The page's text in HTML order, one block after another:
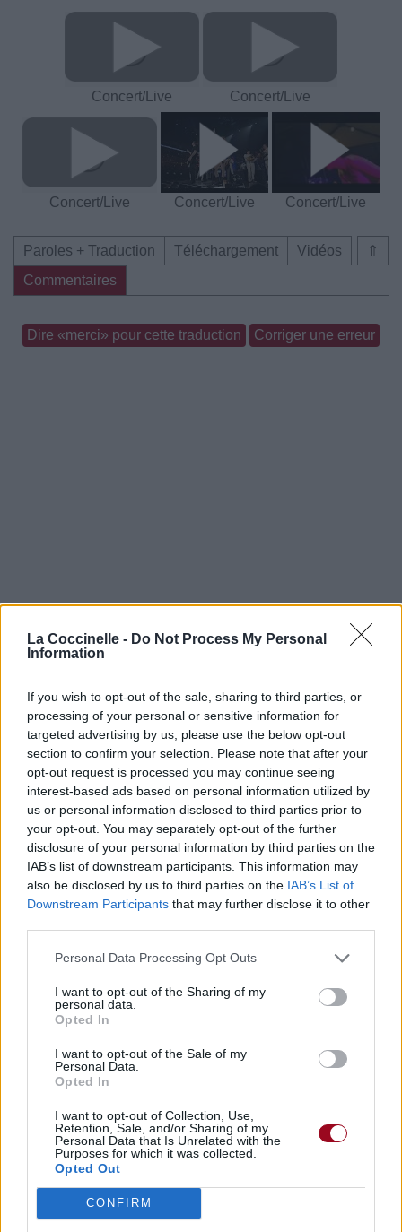
La Coccinelle - Do Not Process My Personal
Information
If you wish to opt-out of the sale, sharing to third parties, or
processing of your personal or sensitive information for
targeted advertising by us, please use the below opt-out
section to confirm your selection. Please note that after your
opt-out request is processed you may continue seeing
interest-based ads based on personal information utilized by
us or personal information disclosed to third parties prior to
your opt-out. You may separately opt-out of the further
disclosure of your personal information by third parties on the
IAB’s list of downstream participants. This information may
also be disclosed by us to third parties on the IAB’s List of
Downstream Participants that may further disclose it to other
Personal Data Processing Opt Outs
I want to opt-out of the Sharing of my
personal data.
Opted In
I want to opt-out of the Sale of my
Personal Data.
Opted In
I want to opt-out of Collection, Use,
Retention, Sale, and/or Sharing of my
Personal Data that Is Unrelated with the
Purposes for which it was collected.
Opted Out
CONFIRM
Concert/Live Concert/Live
Concert/Live Concert/Live Concert/Live
⇑
Paroles + Traduction Téléchargement
Vidéos
Commentaires
Dire «merci» pour cette traduction Corriger une erreur